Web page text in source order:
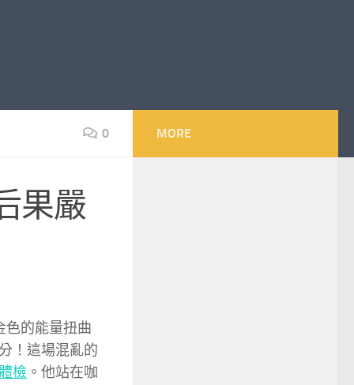
0
果嚴
色的能量扭曲
！這場混亂的
檢 。他站在咖
MORE